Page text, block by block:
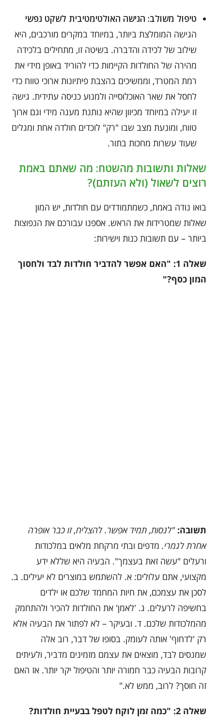
טיפול משולב: הגישה האולטימטיבית לשקט נפשי
הגישה המומלצת ביותר, במיוחד במקרים מורכבים, היא
שילוב של לכידה והדברה. בשיטה זו, מתחילים בלכידה
מהירה של החולדות הקיימות כדי להוריד באופן מידי את
רמת המטרד, וממשיכים בהצבת פיתיונות ארוכי טווח כדי
לחסל את שאר האוכלוסייה ולמנוע כניסה עתידית. גישה
זו יעילה במיוחד מכיוון שהיא נותנת מענה מידי וגם ארוך
טווח, ומונעת מצב שבו "רק" לוכדים חולדה אחת ומגלים
שעוד עשרות מחכות בתור.
שאלות ותשובות מהשטח: מה שאתם באמת
רוצים לשאול (ולא העזתם)?
בואו נודה באמת, כשמתמודדים עם חולדות, יש המון
שאלות שמטרידות את הראש. אספנו עבורכם את הנפוצות
ביותר – עם תשובות כנות וישירות:
שאלה 1: "האם אפשר להדביר חולדות לבד ולחסוך
המון כסף?"
תשובה: "לנסות, תמיד אפשר. להצליח, זו כבר אופרה
אחרת לגמרי. מדפים ובתי מרקחת מלאים במלכודות
ורעלים "עשה זאת בעצמך". הבעיה היא שללא ידע
מקצועי, אתם עלולים: א. להשתמש במוצרים לא יעילים. ב.
לסכן את עצמכם, את חיות המחמד שלכם או ילדים
בחשיפה לרעלים. ג. 'לאמן' את החולדות להכיר ולהתחמק
מהמלכודות שלכם. ד. ובעיקר – לא לפתור את הבעיה אלא
רק 'לדחוף' אותה לעומק. בסופו של דבר, רוב אלה
שמנסים לבד, מוצאים את עצמם מזמינים מדביר, ולעיתים
קרובות הבעיה כבר חמורה יותר והטיפול יקר יותר. אז האם
זה חוסך? לרוב, ממש לא."
שאלה 2: "כמה זמן לוקח לטפל בבעיית חולדות?